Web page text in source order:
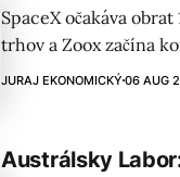
SpaceX očakáva
trhov a Zoox začína
zaznamenal rast aj u
JURAJ EKONOMICKÝ 06 AUG
Austrálsky